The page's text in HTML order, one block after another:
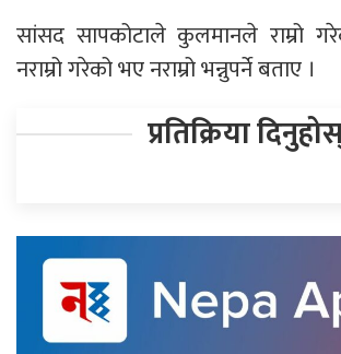
सांसद सापकोटाले कुलमानले राम्रो
नराम्रो गरेको भए नराम्रो भन्नुपर्ने बताए ।
प्रतिक्रिया